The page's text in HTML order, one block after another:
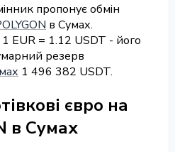
пропонує обмін
в Сумах.
EUR = 1.12 USDT - його
резерв
1 496 382 USDT.
євро на
в Сумах